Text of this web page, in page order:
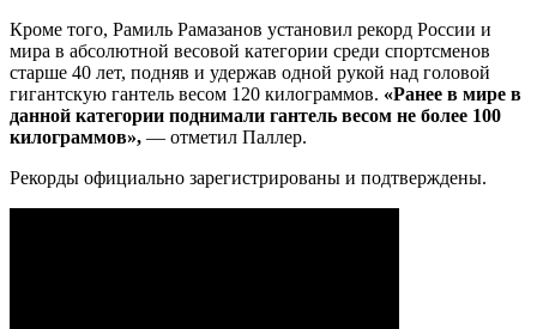
Кроме того, Рамиль Рамазанов установил рекорд России и
мира в абсолютной весовой категории среди спортсменов
старше 40 лет, подняв и удержав одной рукой над головой
гигантскую гантель весом 120 килограммов. «Ранее в мире в
данной категории поднимали гантель весом не более 100
килограммов», — отметил Паллер.
Рекорды официально зарегистрированы и подтверждены.